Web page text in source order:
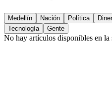
Medellín Nación Política
Tecnología
Gente
No hay artículos disponibles en la